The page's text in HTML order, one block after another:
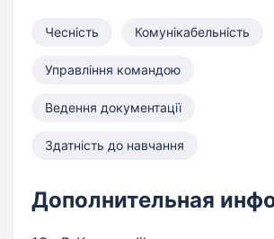
Чесність Комунікабельність
Управління командою
Ведення документації
Здатність до навчання
Дополнительная